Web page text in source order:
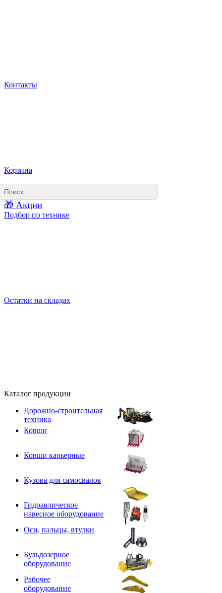
Контакты
Корзина
🎁 Акции
Подбор по технике
Остатки на складах
Каталог продукции
Дорожно-строительная
техника
Ковши
Ковши карьерные
Кузова для самосвалов
Гидравлическое
навесное оборудование
Оси, пальцы, втулки
Бульдозерное
оборудование
Рабочее
оборудование